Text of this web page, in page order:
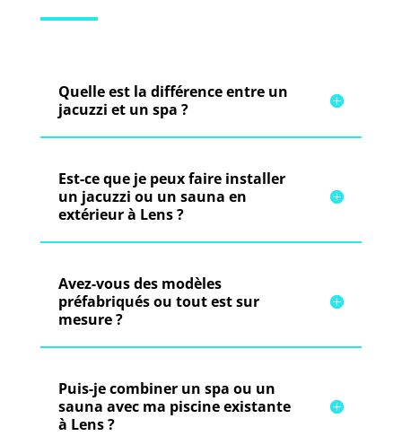
Quelle est la différence entre un
jacuzzi et un spa ?
Est-ce que je peux faire installer
un jacuzzi ou un sauna en
extérieur à Lens ?
Avez-vous des modèles
préfabriqués ou tout est sur
mesure ?
Puis-je combiner un spa ou un
sauna avec ma piscine existante
à Lens ?